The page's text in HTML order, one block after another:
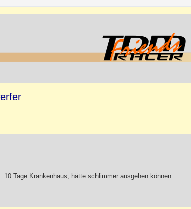
Tage Krankenhaus, hätte schlimmer ausgehen können…